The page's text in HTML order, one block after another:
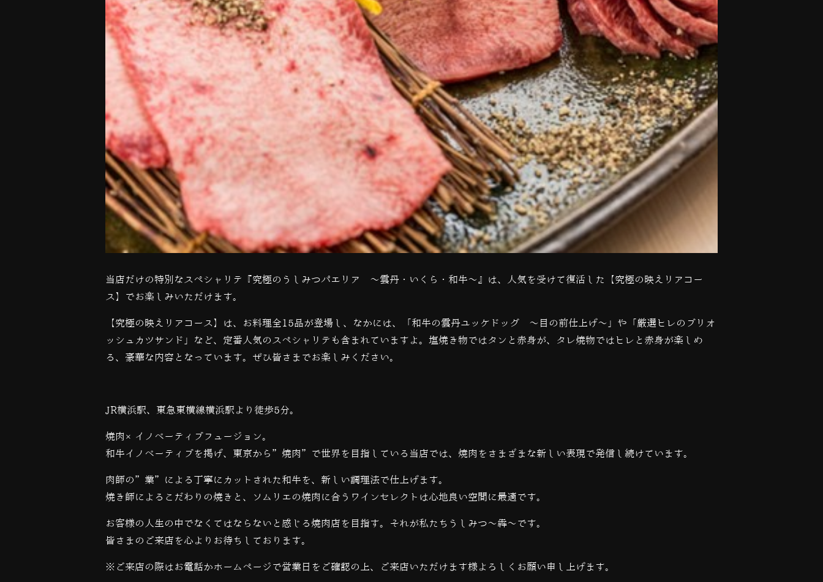
当店だけの特別なスペシャリテ『究極のうしみつパエリア 〜雲丹・いくら・和牛〜』は、人気を受けて復活した【究極の映えリアコー
ス】でお楽しみいただけます。
【究極の映えリアコース】は、お料理全15品が登場し、なかには、「和牛の雲丹ユッケドッグ 〜目の前仕上げ〜」や「厳選ヒレのブリオ
ッシュカツサンド」など、定番人気のスペシャリテも含まれていますよ。塩焼き物ではタンと赤身が、タレ焼物ではヒレと赤身が楽しめ
る、豪華な内容となっています。ぜひ皆さまでお楽しみください。
JR横浜駅、東急東横線横浜駅より徒歩5分。
焼肉×イノベーティブフュージョン。
和牛イノベーティブを掲げ、東京から”焼肉”で世界を目指している当店では、 焼肉をさまざまな新しい表現で発信し続けています。
肉師の”業”による丁寧にカットされた和牛を、新しい調理法で仕上げます。
焼き師によるこだわりの焼きと、ソムリエの焼肉に合うワインセレクトは心地良い空間に最適です。
お客様の人生の中でなくてはならないと感じる焼肉店を目指す。それが私たちうしみつ～犇～です。
皆さまのご来店を心よりお待ちしております。
※ご来店の際はお電話かホームページで営業日をご確認の上、ご来店いただけます様よろしくお願い申し上げます。